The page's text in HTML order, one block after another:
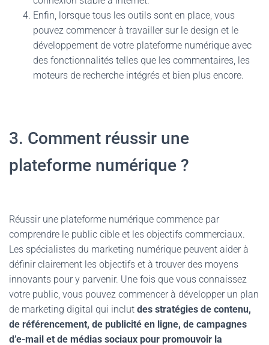
Enfin, lorsque tous les outils sont en place, vous
pouvez commencer à travailler sur le design et le
développement de votre plateforme numérique avec
des fonctionnalités telles que les commentaires, les
moteurs de recherche intégrés et bien plus encore.
3. Comment réussir une
plateforme numérique ?
Réussir une plateforme numérique commence par
comprendre le public cible et les objectifs commerciaux.
Les spécialistes du marketing numérique peuvent aider à
définir clairement les objectifs et à trouver des moyens
innovants pour y parvenir. Une fois que vous connaissez
votre public, vous pouvez commencer à développer un plan
de marketing digital qui inclut des stratégies de contenu,
de référencement, de publicité en ligne, de campagnes
d’e-mail et de médias sociaux pour promouvoir la